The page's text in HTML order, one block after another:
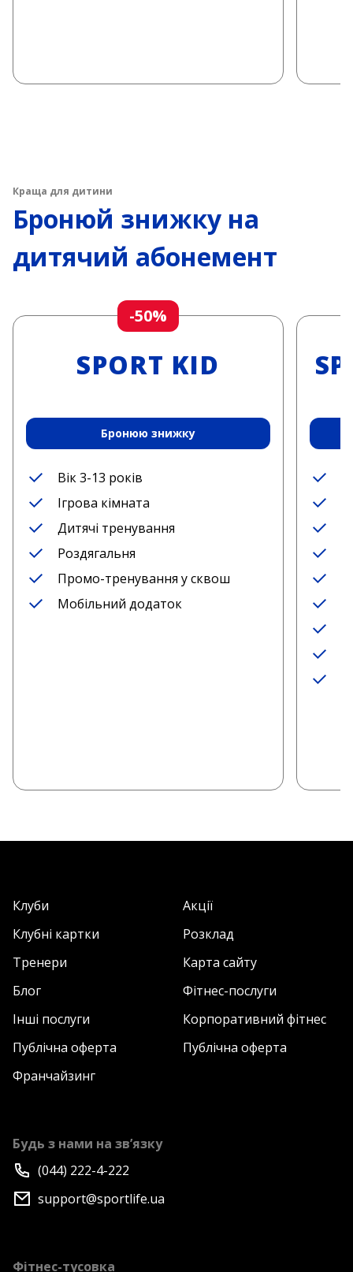
Краща для дитини
Бронюй знижку на
дитячий абонемент
-50%
SPORT KID
Бронюю знижку
Вік 3-13 років
Ігрова кімната
Дитячі тренування
Роздягальня
Промо-тренування у сквош
Мобільний додаток
Клуби
Акції
Клубні картки
Розклад
Тренери
Карта сайту
Блог
Фітнес-послуги
Інші послуги
Корпоративний фітнес
Публічна оферта
Публічна оферта
Франчайзинг
Будь з нами на зв’язку
(044) 222-4-222
support@sportlife.ua
Фітнес-тусовка